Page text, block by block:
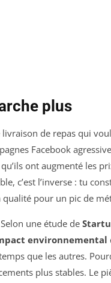
plus
livraison de repas qui
Facebook
ont augmenté les
c’est l’inverse : tu
pour un pic de
une étude de
environnemental
que les autres.
plus stables. Le